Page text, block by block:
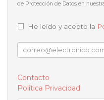
de Protección de Datos en
He leído y acepto la
Contacto
Política Privacidad